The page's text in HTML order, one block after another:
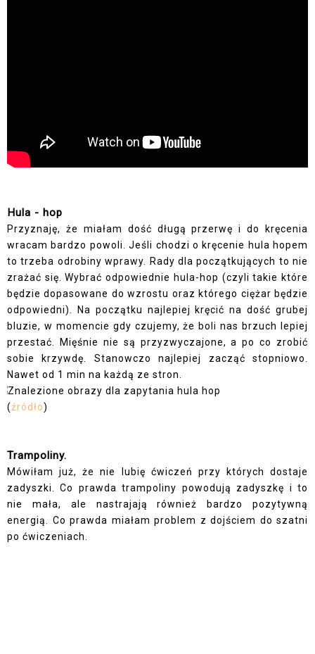
Hula - hop
Przyznaję, że miałam dość długą przerwę i do kręcenia
wracam bardzo powoli. Jeśli chodzi o kręcenie hula hopem
to trzeba odrobiny wprawy. Rady dla początkujących to nie
zrażać się. Wybrać odpowiednie hula-hop (czyli takie które
będzie dopasowane do wzrostu oraz którego ciężar będzie
odpowiedni). Na początku najlepiej kręcić na dość grubej
bluzie, w momencie gdy czujemy, że boli nas brzuch lepiej
przestać. Mięśnie nie są przyzwyczajone, a po co zrobić
sobie krzywdę. Stanowczo najlepiej zacząć stopniowo.
Nawet od 1 min na każdą ze stron.
(źródło)
Trampoliny.
Mówiłam już, że nie lubię ćwiczeń przy których dostaje
zadyszki. Co prawda trampoliny powodują zadyszkę i to
nie mała, ale nastrajają również bardzo pozytywną
energią. Co prawda miałam problem z dojściem do szatni
po ćwiczeniach.